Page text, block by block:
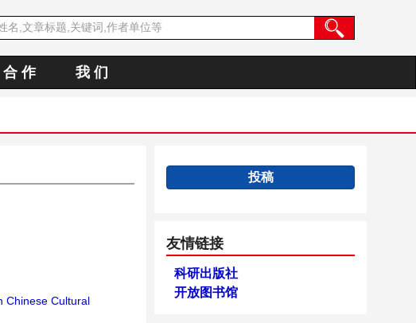
合 作 我 们
Chinese Cultural
投稿
友情链接
科研出版社
开放图书馆